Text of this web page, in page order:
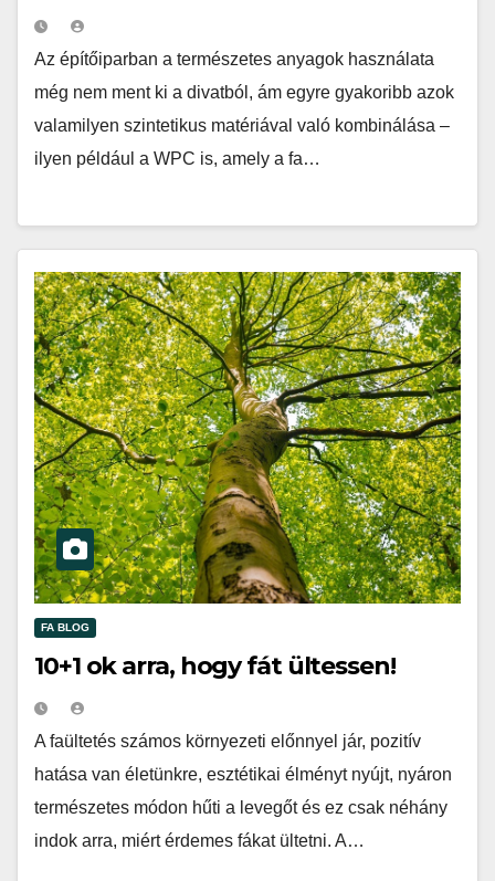
Az építőiparban a természetes anyagok használata
még nem ment ki a divatból, ám egyre gyakoribb azok
valamilyen szintetikus matériával való kombinálása –
ilyen például a WPC is, amely a fa…
FA BLOG
10+1 ok arra, hogy fát ültessen!
A faültetés számos környezeti előnnyel jár, pozitív
hatása van életünkre, esztétikai élményt nyújt, nyáron
természetes módon hűti a levegőt és ez csak néhány
indok arra, miért érdemes fákat ültetni. A…